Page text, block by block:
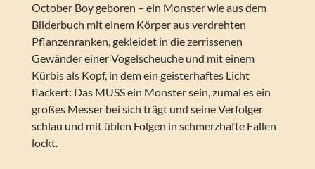
October Boy geboren – ein Monster wie aus dem
Bilderbuch mit einem Körper aus verdrehten
Pflanzenranken, gekleidet in die zerrissenen
Gewänder einer Vogelscheuche und mit einem
Kürbis als Kopf, in dem ein geisterhaftes Licht
flackert: Das MUSS ein Monster sein, zumal es ein
großes Messer bei sich trägt und seine Verfolger
schlau und mit üblen Folgen in schmerzhafte Fallen
lockt.